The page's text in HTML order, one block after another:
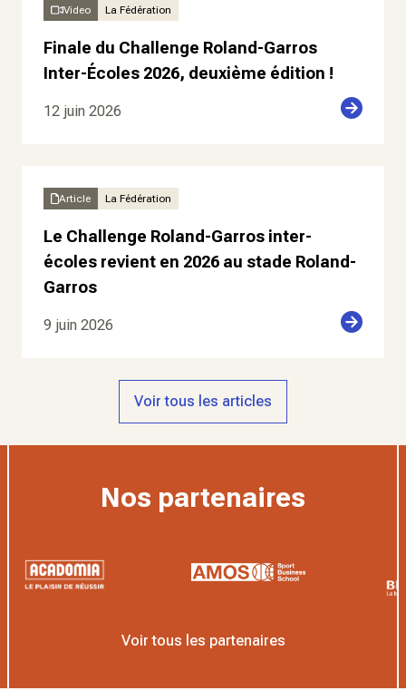
Video La Fédération
Finale du Challenge Roland-Garros
Inter-Écoles 2026, deuxième édition !
12 juin 2026
Article La Fédération
Le Challenge Roland-Garros inter-
écoles revient en 2026 au stade Roland-
Garros
9 juin 2026
Voir tous les articles
Nos partenaires
Voir tous les partenaires